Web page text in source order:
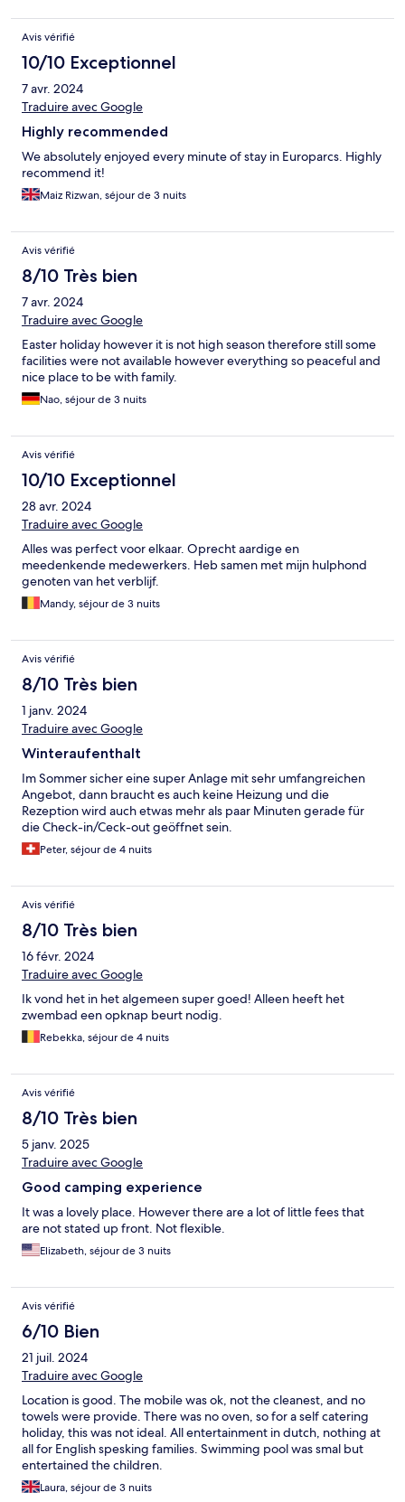
Avis vérifié
10/10 Exceptionnel
7 avr. 2024
Traduire avec Google
Highly recommended
We absolutely enjoyed every minute of stay in Europarcs. Highly
recommend it!
Maiz Rizwan, séjour de 3 nuits
Avis vérifié
8/10 Très bien
7 avr. 2024
Traduire avec Google
Easter holiday however it is not high season therefore still some
facilities were not available however everything so peaceful and
nice place to be with family.
Nao, séjour de 3 nuits
Avis vérifié
10/10 Exceptionnel
28 avr. 2024
Traduire avec Google
Alles was perfect voor elkaar. Oprecht aardige en
meedenkende medewerkers. Heb samen met mijn hulphond
genoten van het verblijf.
Mandy, séjour de 3 nuits
Avis vérifié
8/10 Très bien
1 janv. 2024
Traduire avec Google
Winteraufenthalt
Im Sommer sicher eine super Anlage mit sehr umfangreichen
Angebot, dann braucht es auch keine Heizung und die
Rezeption wird auch etwas mehr als paar Minuten gerade für
die Check-in/Ceck-out geöffnet sein.
Peter, séjour de 4 nuits
Avis vérifié
8/10 Très bien
16 févr. 2024
Traduire avec Google
Ik vond het in het algemeen super goed! Alleen heeft het
zwembad een opknap beurt nodig.
Rebekka, séjour de 4 nuits
Avis vérifié
8/10 Très bien
5 janv. 2025
Traduire avec Google
Good camping experience
It was a lovely place. However there are a lot of little fees that
are not stated up front. Not flexible.
Elizabeth, séjour de 3 nuits
Avis vérifié
6/10 Bien
21 juil. 2024
Traduire avec Google
Location is good. The mobile was ok, not the cleanest, and no
towels were provide. There was no oven, so for a self catering
holiday, this was not ideal. All entertainment in dutch, nothing at
all for English spesking families. Swimming pool was smal but
entertained the children.
Laura, séjour de 3 nuits